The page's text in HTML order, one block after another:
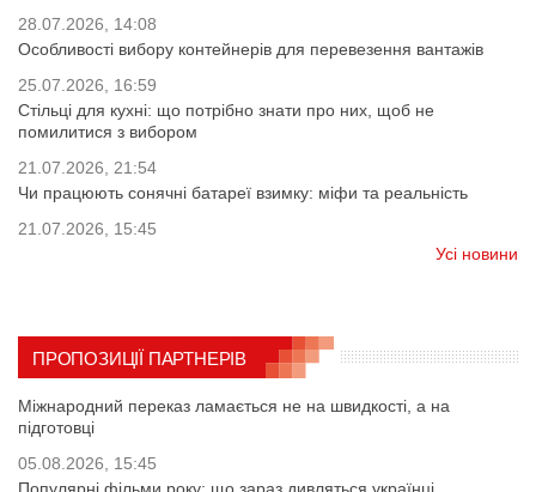
28.07.2026, 14:08
Особливості вибору контейнерів для перевезення вантажів
25.07.2026, 16:59
Стільці для кухні: що потрібно знати про них, щоб не
помилитися з вибором
21.07.2026, 21:54
Чи працюють сонячні батареї взимку: міфи та реальність
21.07.2026, 15:45
Усі новини
ПРОПОЗИЦІЇ ПАРТНЕРІВ
Міжнародний переказ ламається не на швидкості, а на
підготовці
05.08.2026, 15:45
Популярні фільми року: що зараз дивляться українці